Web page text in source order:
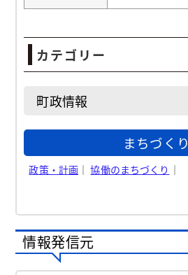
カテゴリー
町政情報
まちづくり
政策・計画 ｜協働のまちづくり ｜
情報発信元